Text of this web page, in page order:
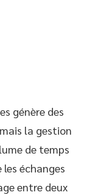
génère des
la gestion
de temps
échanges
entre deux